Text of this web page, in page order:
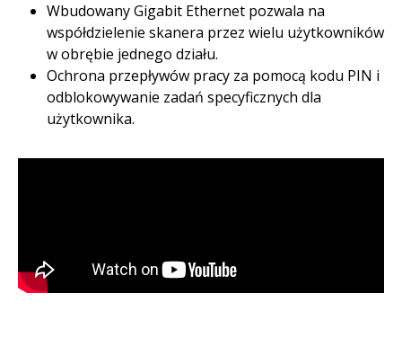
Wbudowany Gigabit Ethernet pozwala na
współdzielenie skanera przez wielu użytkowników
w obrębie jednego działu. ​
Ochrona przepływów pracy za pomocą kodu PIN i
odblokowywanie zadań specyficznych dla
użytkownika.